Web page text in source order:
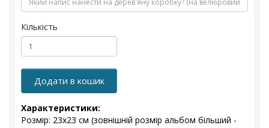
Кількість
Додати в кошик
Характеристики:
Розмір: 23x23 см (зовнішній розмір альбом більший -